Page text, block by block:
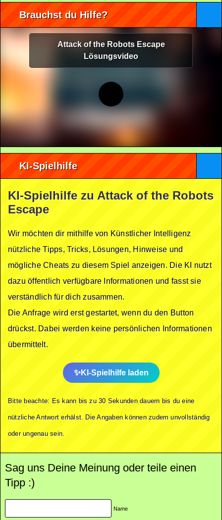
Brauchst du Hilfe?
Attack of the Robots Escape
Lösungsvideo
KI-Spielhilfe
KI-Spielhilfe zu Attack of the Robots
Escape
Wir möchten dir mithilfe von Künstlicher Intelligenz
nützliche Tipps, Tricks, Lösungen, Hinweise und
mögliche Cheats zu diesem Spiel anzeigen. Die KI nutzt
dazu öffentlich verfügbare Informationen und fasst sie
verständlich für dich zusammen.
Die Anfrage wird erst gestartet, wenn du den Button
drückst. Dabei werden keine persönlichen Informationen
übermittelt.
KI-Spielhilfe laden
Bitte beachte: Es kann bis zu 30 Sekunden dauern bis du eine
nützliche Antwort erhälst. Die Angaben können zudem unvollständig
oder ungenau sein.
Sag uns Deine Meinung oder teile einen
Tipp :)
Name